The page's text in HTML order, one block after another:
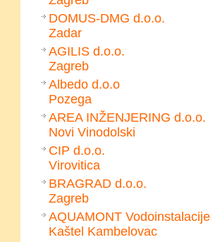
DOMUS-DMG d.o.o.
Zadar
AGILIS d.o.o.
Zagreb
Albedo d.o.o
Pozega
AREA INŽENJERING d.o.o.
Novi Vinodolski
CIP d.o.o.
Virovitica
BRAGRAD d.o.o.
Zagreb
AQUAMONT Vodoinstalacije
Kaštel Kambelovac